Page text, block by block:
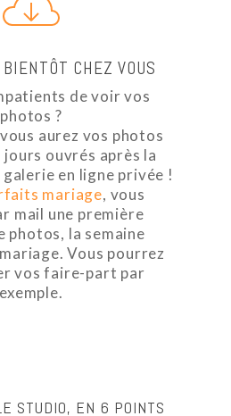
CHEZ VOUS
de voir vos
photos ?
aurez vos photos
jours ouvrés après la
galerie en ligne privée !
mariage, vous
mail une première
photos, la semaine
Vous pourrez
vos faire-part par
exemple.
STUDIO, EN 6 POINTS